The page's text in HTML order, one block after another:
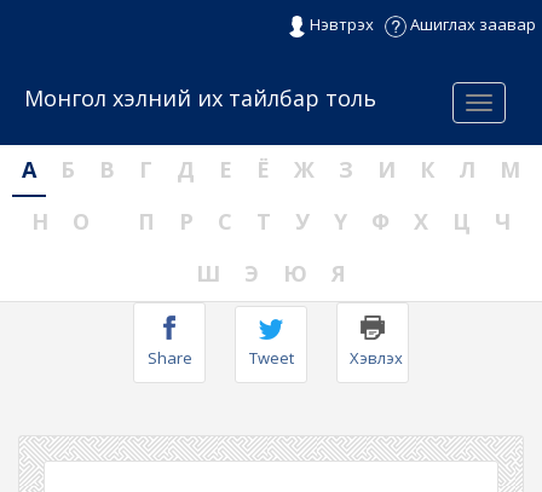
Нэвтрэх Ашиглах заавар
Menu
Монгол хэлний их тайлбар толь
А Б В Г Д Е Ё Ж З И К Л
М
Н
О П Р С Т У Ү Ф Х Ц
Ч
Ш
Э Ю Я
Share Tweet Хэвлэх